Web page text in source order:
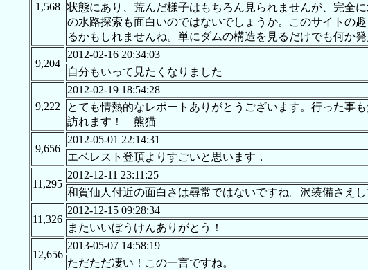
1,568
状態にあり、荒んだ様子はもちろん見られませんが、完全
の水路探索も面白いのではないでしょうか。このサイトの
るかもしれませんね。単にダムの構造を見るだけでも何か発
9,204
2012-02-16 20:34:03
自分もいって見たくなりました
9,222
2012-02-19 18:54:28
とても情熱的なレポートありがとうございます。行った事
訪れます！ 熊猫
9,656
2012-05-01 22:14:31
エベレスト登頂よりすごいと思います．
11,295
2012-12-11 23:11:25
和賀仙人付近の面白さは尋常ではないですね。沢装備さえ
11,326
2012-12-15 09:28:34
またいいぼうけんありがとう！
12,656
2013-05-07 14:58:19
ただただ凄い！この一言ですね。